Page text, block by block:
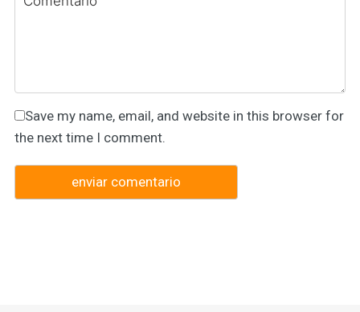
Save my name, email, and website in this browser for
the next time I comment.